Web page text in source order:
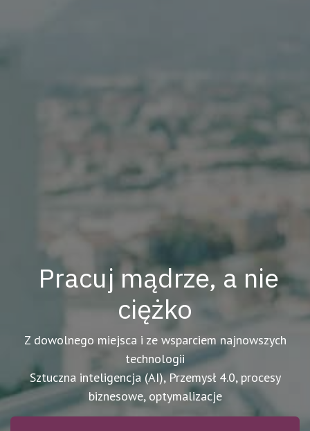
Pracuj mądrze, a nie
ciężko
Z dowolnego miejsca i ze wsparciem najnowszych
technologii
Sztuczna inteligencja (AI), Przemysł 4.0, procesy
biznesowe, optymalizacje